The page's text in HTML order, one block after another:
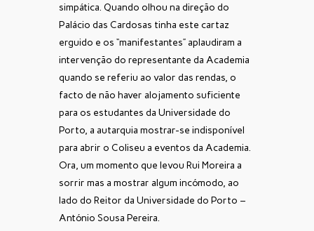
simpática. Quando olhou na direção do
Palácio das Cardosas tinha este cartaz
erguido e os “manifestantes” aplaudiram a
intervenção do representante da Academia
quando se referiu ao valor das rendas, o
facto de não haver alojamento suficiente
para os estudantes da Universidade do
Porto, a autarquia mostrar-se indisponível
para abrir o Coliseu a eventos da Academia.
Ora, um momento que levou Rui Moreira a
sorrir mas a mostrar algum incómodo, ao
lado do Reitor da Universidade do Porto –
António Sousa Pereira.